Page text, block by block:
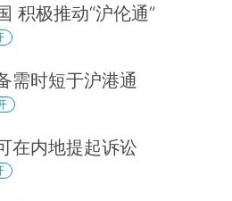
积极推动“沪伦通”
需时短于沪港通
在内地提起诉讼